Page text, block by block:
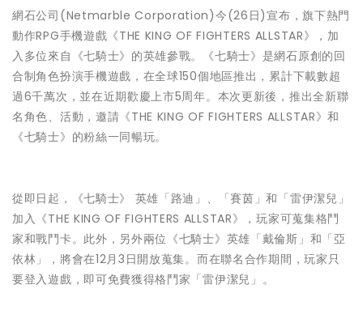
網石公司(Netmarble Corporation)今(26日)宣布，旗下熱門
動作RPG手機遊戲《THE KING OF FIGHTERS ALLSTAR》，加
入多位來自《七騎士》的英雄參戰。《七騎士》是網石原創的回
合制角色扮演手機遊戲，在全球150個地區推出，累計下載數超
過6千萬次，並在近期歡慶上市5周年。本次更新後，推出全新聯
名角色、活動，邀請《THE KING OF FIGHTERS ALLSTAR》和
《七騎士》的粉絲一同暢玩。
從即日起，《七騎士》 英雄「路迪」、「賽茵」和「雷伊潔兒」
加入《THE KING OF FIGHTERS ALLSTAR》，玩家可蒐集格鬥
家和戰鬥卡。此外，另外兩位《七騎士》英雄「戴倫斯」和「亞
依林」，將會在12月3日開放蒐集。而在聯名合作期間，玩家只
要登入遊戲，即可免費獲得格鬥家「雷伊潔兒」。